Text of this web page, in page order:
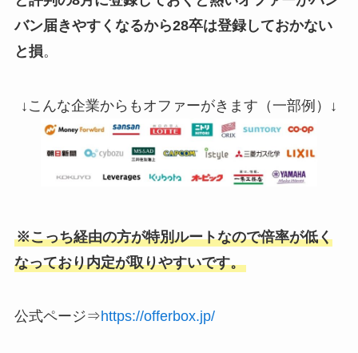
バン届きやすくなるから28卒は登録しておかない
と損。
↓こんな企業からもオファーがきます（一部例）↓
※こっち経由の方が特別ルートなので倍率が低く
なっており内定が取りやすいです。
公式ページ⇒https://offerbox.jp/